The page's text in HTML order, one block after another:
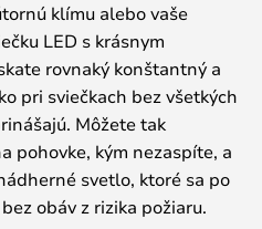
klímu alebo vaše
LED s krásnym
rovnaký konštantný a
pri sviečkach bez všetkých
Môžete tak
pohovke, kým nezaspíte, a
svetlo, ktoré sa po
obáv z rizika požiaru.